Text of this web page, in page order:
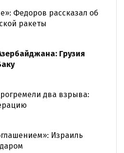
Федоров рассказал об
ракеты
Грузия
два взрыва:
Израиль